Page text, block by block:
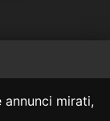
mirati,